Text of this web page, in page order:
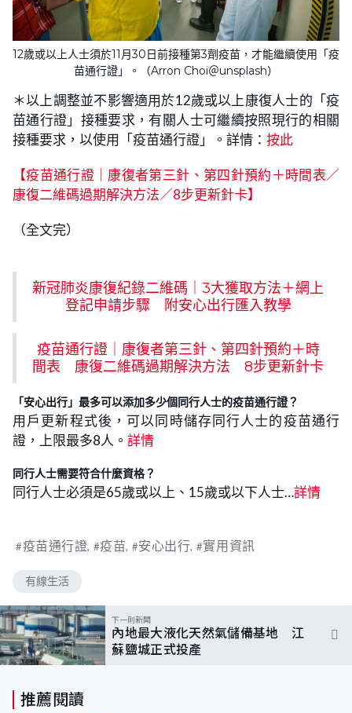
12歲或以上人士須於11月30日前接種第3劑疫苗，才能繼續使用「疫
苗通行證」。（Arron Choi＠unsplash）
＊以上調整並不影響適用於12歲或以上康復人士的「疫
苗通行證」接種要求，有關人士可繼續按照現行的相關
接種要求，以使用「疫苗通行證」。詳情： 按此
【疫苗通行證｜康復者第三針、第四針預約＋時間表／
康復二維碼過期解決方法／8步更新針卡】
（全文完）
新冠肺炎康復紀錄二維碼｜3大獲取方法＋網上
登記申請步驟 附安心出行匯入教學
疫苗通行證｜康復者第三針、第四針預約＋時
間表 康復二維碼過期解決方法 8步更新針卡
「安心出行」最多可以添加多少個同行人士的疫苗通行證？
用戶更新程式後，可以同時儲存同行人士的疫苗通行
證，上限最多8人。 詳情
同行人士需要符合什麼資格？
同行人士必須是65歲或以上、15歲或以下人士…詳情
疫苗通行證 疫苗 安心出行 實用資訊
有線生活
下一則新聞
內地最大液化天然氣儲備基地 江
蘇鹽城正式投產
推薦閱讀